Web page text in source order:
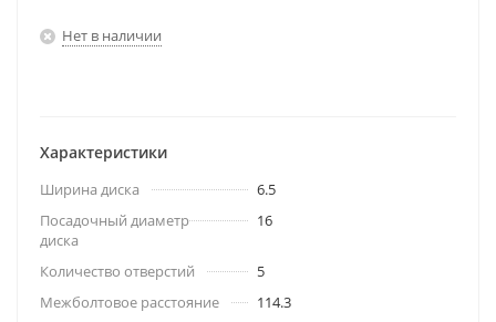
Нет в наличии
Характеристики
Ширина диска
6.5
Посадочный диаметр
диска
16
Количество отверстий
5
Межболтовое расстояние
114.3